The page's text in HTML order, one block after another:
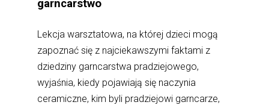
garncarstwo
Lekcja warsztatowa, na której dzieci mogą
zapoznać się z najciekawszymi faktami z
dziedziny garncarstwa pradziejowego,
wyjaśnia, kiedy pojawiają się naczynia
ceramiczne, kim byli pradziejowi garncarze,